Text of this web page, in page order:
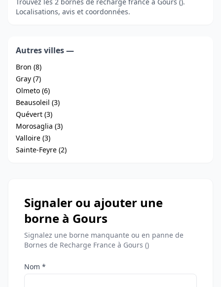
Localisations, avis et coordonnées.
Autres villes —
Bron (8)
Gray (7)
Olmeto (6)
Beausoleil (3)
Quévert (3)
Morosaglia (3)
Valloire (3)
Sainte-Feyre (2)
Signaler ou ajouter une
borne à Gours
Signalez une borne manquante ou en panne de
Bornes de Recharge France à Gours ()
Nom *